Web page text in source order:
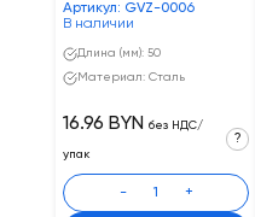
Артикул: GVZ-0006
В наличии
Длина (мм): 50
Материал: Сталь
16.96 BYN без НДС/
упак
?
- +